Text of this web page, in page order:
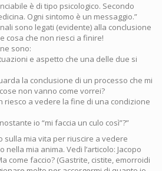
è di tipo psicologico. Secondo
Ogni sintomo è un messaggio.”
sono legati (evidente) alla conclusione
cosa che non riesci a finire!
sono:
e aspetto che una delle due si
la conclusione di un processo che mi
non vanno come vorrei?
riesco a vedere la fine di una condizione
io “mi faccia un culo così”?”
sulla mia vita per riuscire a vedere
mia anima. Vedi l’articolo: Jacopo
come faccio? (Gastrite, cistite, emorroidi